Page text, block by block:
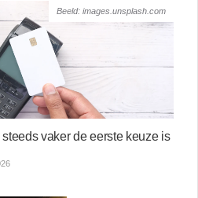
Beeld: images.unsplash.com
vaker de eerste keuze is